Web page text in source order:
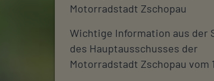
Motorradstadt Zschopau
Wichtige Information aus der
des Hauptausschusses der
Motorradstadt Zschopau vom